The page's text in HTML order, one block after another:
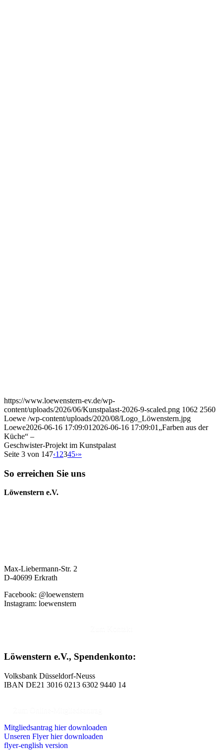
https://www.loewenstern-ev.de/wp-
content/uploads/2026/06/Kunstpalast-2026-9-scaled.png 1062 2560
Loewe /wp-content/uploads/2020/08/Logo_Löwenstern.jpg
Loewe2026-06-16 17:09:01 2026-06-16 17:09:01 „Farben aus der
Küche“ –
Geschwister-Projekt im Kunstpalast
Seite 3 von 147‹1 2345›»
So erreichen Sie uns
Löwenstern e.V.
Max-Liebermann-Str. 2
D-40699 Erkrath
Facebook: @loewenstern
Instagram: loewenstern
Löwenstern e.V., Spendenkonto:
Volksbank Düsseldorf-Neuss
IBAN DE21 3016 0213 6302 9440 14
Mitgliedsantrag hier downloaden
Unseren Flyer hier downloaden
flyer-english version